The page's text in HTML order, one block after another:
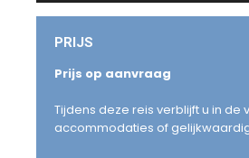
PRIJS
Prijs op aanvraag
Tijdens deze reis verblijft u in de
accommodaties of